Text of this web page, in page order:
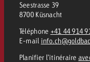
Seestrasse 39
8700 Küsnacht
Téléphone +41 44 914
E-mail
Planifier l’itinéraire